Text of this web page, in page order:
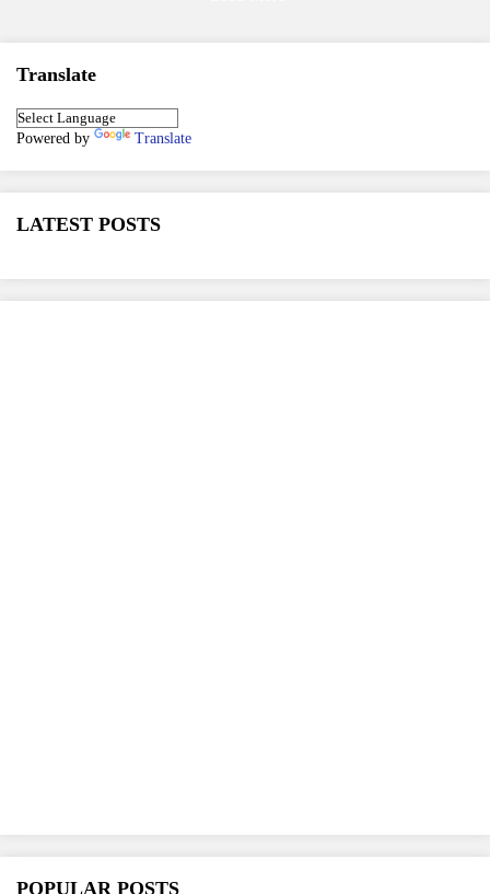
Translate
Powered by Translate
LATEST POSTS
POPULAR POSTS